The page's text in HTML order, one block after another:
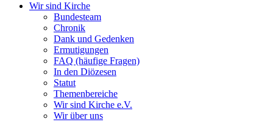
Wir sind Kirche
Bundesteam
Chronik
Dank und Gedenken
Ermutigungen
FAQ (häufige Fragen)
In den Diözesen
Statut
Themenbereiche
Wir sind Kirche e.V.
Wir über uns